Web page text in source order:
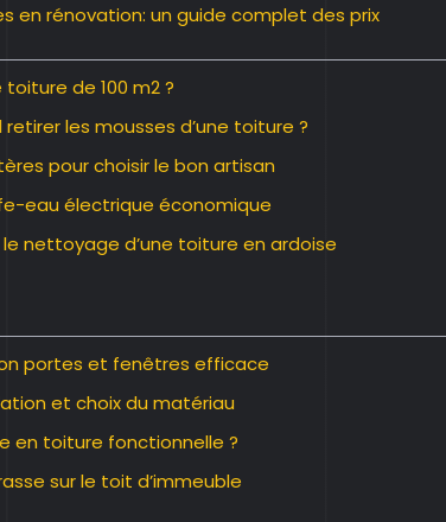
en rénovation: un guide complet des prix
de 100 m2 ?
les mousses d’une toiture ?
pour choisir le bon artisan
eau électrique économique
nettoyage d’une toiture en ardoise
portes et fenêtres efficace
et choix du matériau
en toiture fonctionnelle ?
sur le toit d’immeuble